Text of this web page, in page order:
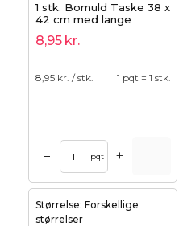
1 stk. Bomuld Taske 38 x
42 cm med lange
håndtag - natur
8,95 kr.
8,95 kr. / stk. 1 pqt = 1 stk.
– pqt +
Størrelse: Forskellige
størrelser